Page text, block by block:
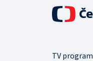
TV program